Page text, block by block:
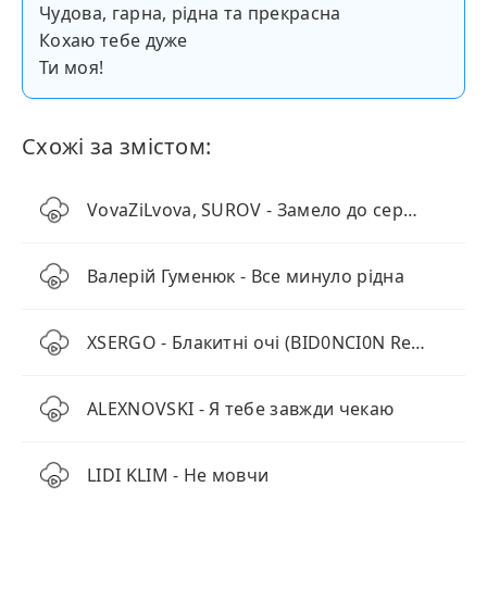
Чудова, гарна, рідна та прекрасна
Кохаю тебе дуже
Ти моя!
Схожі за змістом:
VovaZiLvova, SUROV - Замело до серця шлях
Валерій Гуменюк - Все минуло рідна
XSERGO - Блакитні очі (BID0NCI0N Remix)
ALEXNOVSKI - Я тебе завжди чекаю
LIDI KLIM - Не мовчи